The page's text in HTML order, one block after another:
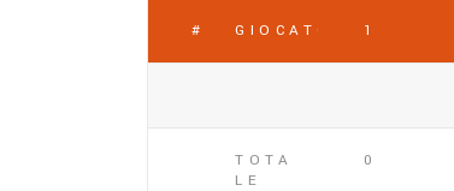
# GIOCATORE 1
TOTA
LE
0